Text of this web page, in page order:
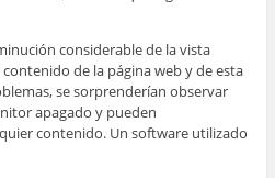
considerable de la vista
de la página web y de esta
se sorprenderían observar
apagado y pueden
contenido. Un software utilizado